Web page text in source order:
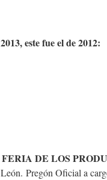
este fue el de 2012:
DE LOS
Pregón Oficial a